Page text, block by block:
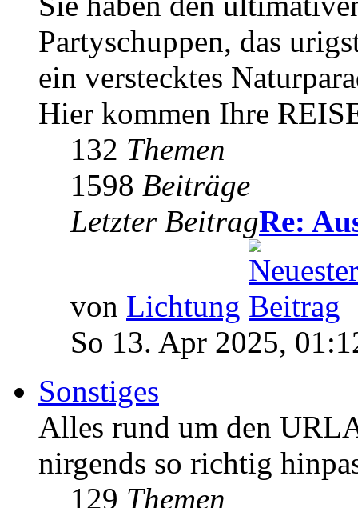
Partyschuppen, das
ein verstecktes
Hier kommen Ihre
132 Themen
1598 Beiträge
Letzter BeitragRe:
von Lichtung
So 13. Apr 2025,
Sonstiges
Alles rund um den
nirgends so richtig
129 Themen